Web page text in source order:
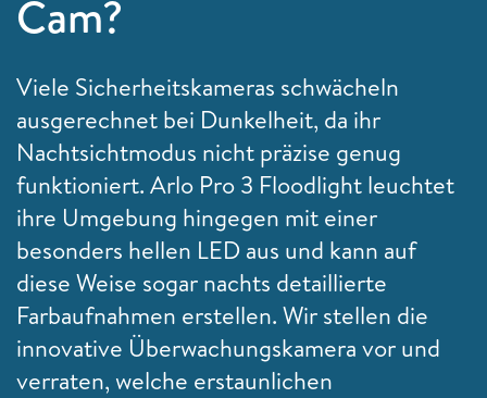
Cam?
Viele Sicherheitskameras schwächeln
ausgerechnet bei Dunkelheit, da ihr
Nachtsichtmodus nicht präzise genug
funktioniert. Arlo Pro 3 Floodlight leuchtet
ihre Umgebung hingegen mit einer
besonders hellen LED aus und kann auf
diese Weise sogar nachts detaillierte
Farbaufnahmen erstellen. Wir stellen die
innovative Überwachungskamera vor und
verraten, welche erstaunlichen